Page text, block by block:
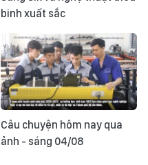
binh xuất sắc
Câu chuyện hôm nay qua
ảnh - sáng 04/08